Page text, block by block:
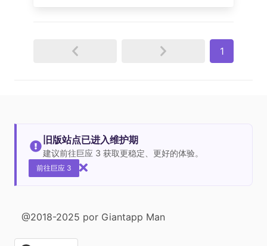
1
旧版站点已进入维护期
建议前往巨应 3 获取更稳定、更好的体验。
前往巨应 3
@2018-2025 por Giantapp Man